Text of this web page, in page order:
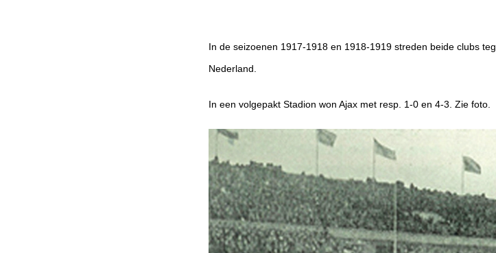
In de seizoenen 1917-1918 en 1918-1919 streden beide clubs
Nederland.
In een volgepakt Stadion won Ajax met resp. 1-0 en 4-3. Zie foto.